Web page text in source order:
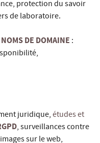
protection du savoir
de laboratoire.
NOMS DE DOMAINE :
juridique, études et
, surveillances contre
sur le web,